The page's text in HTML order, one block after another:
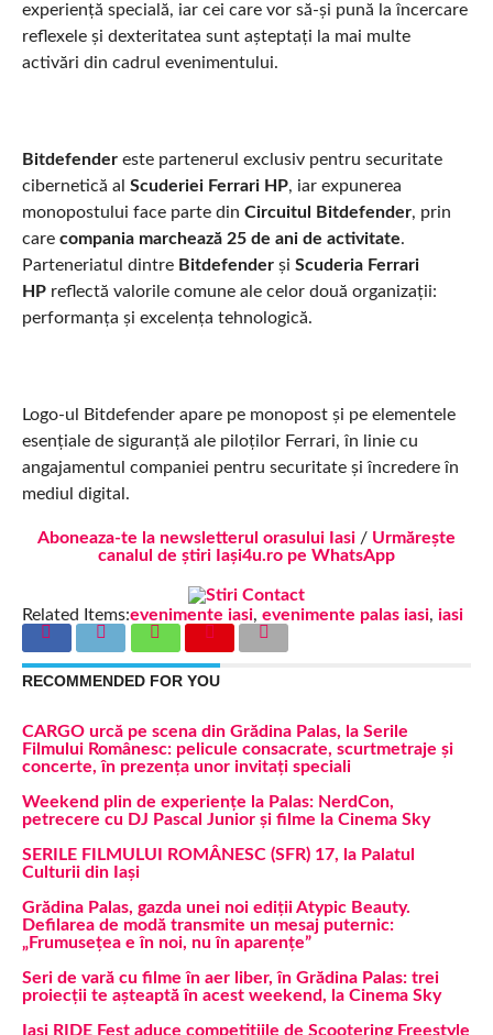
experiență specială, iar cei care vor să-și pună la încercare
reflexele și dexteritatea sunt așteptați la mai multe
activări din cadrul evenimentului.
Bitdefender este partenerul exclusiv pentru securitate
cibernetică al Scuderiei Ferrari HP, iar expunerea
monopostului face parte din Circuitul Bitdefender, prin
care compania marchează 25 de ani de activitate.
Parteneriatul dintre Bitdefender și Scuderia Ferrari
HPreflectă valorile comune ale celor două organizații:
performanța și excelența tehnologică.
Logo-ul Bitdefender apare pe monopost și pe elementele
esențiale de siguranță ale piloților Ferrari, în linie cu
angajamentul companiei pentru securitate și încredere în
mediul digital.
Aboneaza-te la newsletterul orasului Iasi/ Urmărește
canalul de știri Iași4u.ro pe WhatsApp
Related Items:evenimente iasi, evenimente palas iasi, iasi
RECOMMENDED FOR YOU
CARGO urcă pe scena din Grădina Palas, la Serile
Filmului Românesc: pelicule consacrate, scurtmetraje și
concerte, în prezența unor invitați speciali
Weekend plin de experiențe la Palas: NerdCon,
petrecere cu DJ Pascal Junior și filme la Cinema Sky
SERILE FILMULUI ROMÂNESC (SFR) 17, la Palatul
Culturii din Iași
Grădina Palas, gazda unei noi ediții Atypic Beauty.
Defilarea de modă transmite un mesaj puternic:
„Frumusețea e în noi, nu în aparențe”
Seri de vară cu filme în aer liber, în Grădina Palas: trei
proiecții te așteaptă în acest weekend, la Cinema Sky
Iași RIDE Fest aduce competițiile de Scootering Freestyle